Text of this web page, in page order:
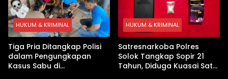
HUKUM & KRIMINAL
Tiga Pria Ditangkap Polisi
dalam Pengungkapan
Kasus Sabu di
HUKUM & KRIMINAL
Satresnarkoba Polres
Solok Tangkap Sopir 21
Tahun, Diduga Kuasai Satu